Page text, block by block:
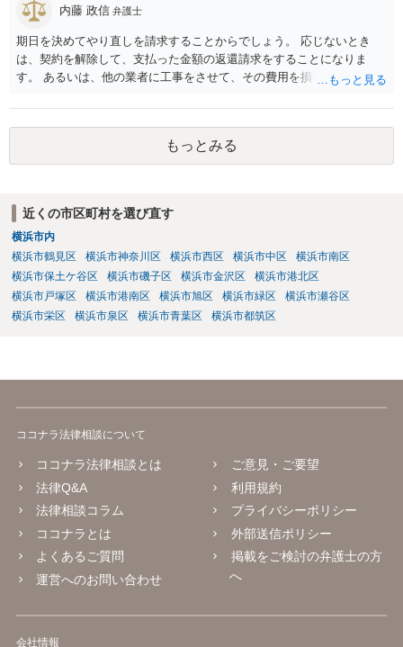
たのかもしれません。 近隣住民の同意は必須の要件ではないため、直
ちに建築確認自体が取り消されるわけではございませんが、虚偽の申
請を行ったことについて申請者の責任を追及する余地はあろうかと存
じます。 お話をお聞きする限り、相手方のやり口は非常に強引かつ高
圧的で、相談者様が恐怖を感じるのは無理もないことかと思います。
取った」ということについて説明を求める旨を記載した通知書を送り
士に任せることができ、相手方と話さなければならないという精神的
なご負担をなくすこともできます。 相手方に恐怖を感じ、ご自身で話
し合いを行うことができそうにないようでしたら、一度弁護士に依頼
することをご検討いただくのがよろしいかもしれません。 ご参考にな
れば幸いです。
内藤 政信 弁護士
期日を決めてやり直しを請求することからでしょう。 応じないとき
は、契約を解除して、支払った金額の返還請求をすることになりま
す。 あるいは、他の業者に工事をさせて、その費用を損害として請求
もっとみる
近くの市区町村を選び直す
横浜市内
横浜市鶴見区
横浜市神奈川区 横浜市西区 横浜市中区
横浜市南区
横浜市保土ケ谷区
横浜市磯子区 横浜市金沢区
横浜市港北区
横浜市戸塚区
横浜市港南区 横浜市旭区 横浜市緑区
横浜市瀬谷区
横浜市栄区
横浜市泉区 横浜市青葉区 横浜市都筑区
ココナラ法律相談について
ココナラ法律相談とは
法律Q&A
法律相談コラム
ココナラとは
よくあるご質問
運営へのお問い合わせ
ご意見・ご要望
利用規約
プライバシーポリシー
外部送信ポリシー
掲載をご検討の弁護士の方
へ
会社情報